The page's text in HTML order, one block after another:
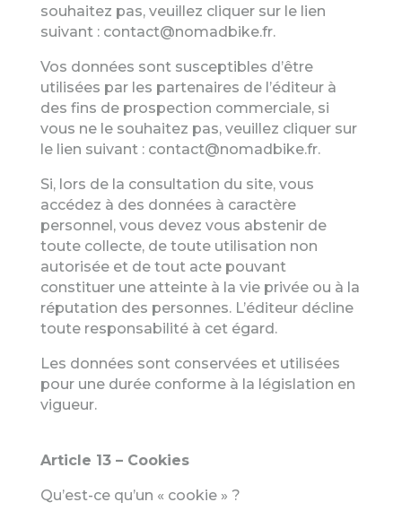
souhaitez pas, veuillez cliquer sur le lien
suivant : contact@nomadbike.fr.
Vos données sont susceptibles d’être
utilisées par les partenaires de l’éditeur à
des fins de prospection commerciale, si
vous ne le souhaitez pas, veuillez cliquer sur
le lien suivant : contact@nomadbike.fr.
Si, lors de la consultation du site, vous
accédez à des données à caractère
personnel, vous devez vous abstenir de
toute collecte, de toute utilisation non
autorisée et de tout acte pouvant
constituer une atteinte à la vie privée ou à la
réputation des personnes. L’éditeur décline
toute responsabilité à cet égard.
Les données sont conservées et utilisées
pour une durée conforme à la législation en
vigueur.
Article 13 – Cookies
Qu’est-ce qu’un « cookie » ?